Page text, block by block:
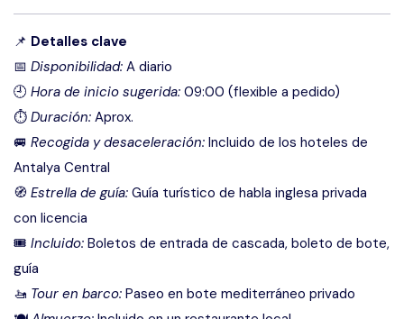
📌 Detalles clave
📅 Disponibilidad: A diario
🕘 Hora de inicio sugerida: 09:00 (flexible a pedido)
⏱ Duración: Aprox.
🚐 Recogida y desaceleración: Incluido de los hoteles de
Antalya Central
🧭 Estrella de guía: Guía turístico de habla inglesa privada
con licencia
🎟 Incluido: Boletos de entrada de cascada, boleto de bote,
guía
🚤 Tour en barco: Paseo en bote mediterráneo privado